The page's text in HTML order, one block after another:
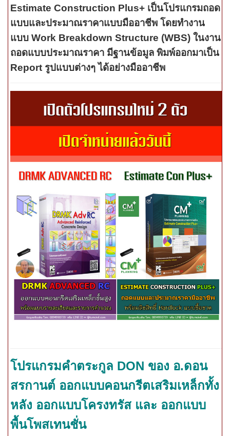
Estimate Construction Plus+ เป็นโปรแกรมถอด
แบบและประมาณราคาแบบมืออาชีพ โดยทำงาน
แบบ Work Breakdown Structure (WBS) ในงาน
ถอดแบบประมาณราคา มีฐานข้อมูล พิมพ์ออกมาเป็น
Report รูปแบบต่างๆ ได้อย่างมืออาชีพ
โปรแกรมคำตระกูล DON ของ อ.ดอน
สรกานต์ ออกแบบคอนกรีตเสริมเหล็กทั้ง
หลัง ออกแบบโครงทรัส และ ออกแบบ
พื้นโพสเทนชั่น